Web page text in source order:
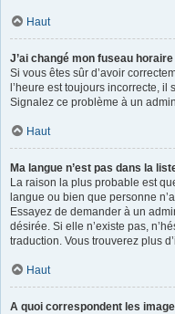
Haut
J’ai changé mon fuseau
Si vous êtes sûr d’avoir
l’heure est toujours incorrecte,
Signalez ce problème à un
Haut
Ma langue n’est pas dans la
La raison la plus probable est
langue ou bien que personne
Essayez de demander à un
désirée. Si elle n’existe pas,
traduction. Vous trouverez plus
Haut
A quoi correspondent les